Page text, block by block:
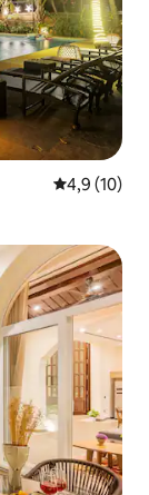
4,9 de uma
4,9 (10)